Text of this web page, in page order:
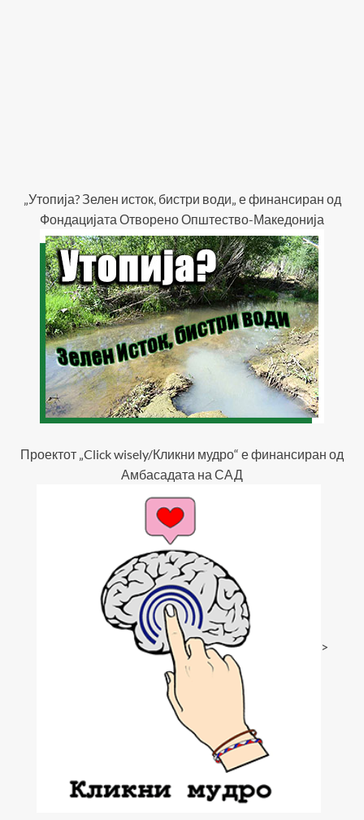
„Утопија? Зелен исток, бистри води„ е финансиран од
Фондацијата Отворено Општество-Македонија
Проектот „Click wisely/Кликни мудро“ е финансиран од
Амбасадата на САД
>